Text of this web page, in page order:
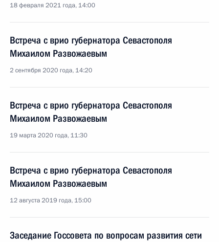
18 февраля 2021 года, 14:00
Встреча с врио губернатора Севастополя
Михаилом Развожаевым
2 сентября 2020 года, 14:20
Встреча с врио губернатора Севастополя
Михаилом Развожаевым
19 марта 2020 года, 11:30
Встреча с врио губернатора Севастополя
Михаилом Развожаевым
12 августа 2019 года, 15:00
Заседание Госсовета по вопросам развития сети